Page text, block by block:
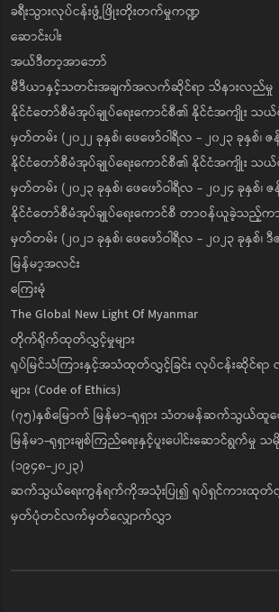
ခရီးသွားလုပ်ငန်းဖွံ့ဖြိုးတိုးတက်မှုကဏ္ဍ
ဆောင်းပါး
အယ်ဒီတာ့အာဘော်
မီဒီယာနှင့်သတင်းအချက်အလက်ဆိုင်ရာ သိနားလည်မှု
နိုင်ငံတော်စီမံအုပ်ချုပ်ရေးကောင်စီ၏ နိုင်ငံအကျိုး သ
မှတ်တမ်း (၂၀၂၂ ခုနှစ်၊ ဖေဖော်ဝါရီလ - ၂၀၂၃ ခုနှစ်၊
နိုင်ငံတော်စီမံအုပ်ချုပ်ရေးကောင်စီ၏ နိုင်ငံအကျိုး သ
မှတ်တမ်း (၂၀၂၃ ခုနှစ်၊ ဖေဖော်ဝါရီလ - ၂၀၂၄ ခုနှစ်၊
နိုင်ငံတော်စီမံအုပ်ချုပ်ရေးကောင်စီ တာဝန်ယူခဲ့သည့်
မှတ်တမ်း (၂၀၂၁ ခုနှစ်၊ ဖေဖော်ဝါရီလ - ၂၀၂၃ ခုနှစ်၊
မြန်မာ့အလင်း
ကြေးမုံ
The Global New Light Of Myanmar
တိုက်ရိုက်ထုတ်လွှင့်မှုများ
ရုပ်မြင်သံကြားနှင့်အသံထုတ်လွှင့်ခြင်း လုပ်ငန်းဆိုင်ရ
များ (Code of Ethics)
(၇၅)နှစ်မြောက် မြန်မာ-ရုရှား သံတမန်ဆက်သွယ်
မြန်မာ-ရုရှားချစ်ကြည်ရေးနှင့်ပူးပေါင်းဆောင်ရွက်မှု
(၁၉၄၈-၂၀၂၃)
ဆက်သွယ်ရေးကွန်ရက်ကိုအသုံးပြု၍ ရုပ်ရှင်ကားထုတ်လွှင့်
မှတ်ပုံတင်လက်မှတ်လျှောက်လွှာ